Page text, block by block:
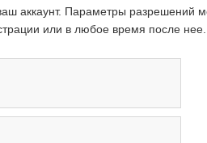
аккаунт. Параметры разрешений
или в любое время после нее.